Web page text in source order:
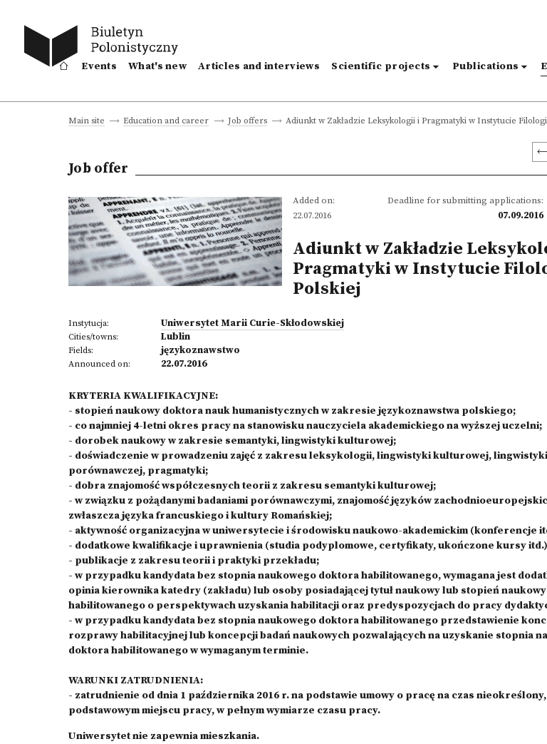
Events What's new Articles and interviews Scientific projects Publications
Main site Education and career Job offers Adiunkt w Zakładzie Leksykologii i Pragmatyki w Instytucie
Job offer
Added on:
22.07.2016
Deadline for submitting applications:
07.09.2016
Adiunkt w Zakładzie
Pragmatyki w Instytucie
Polskiej
Instytucja: Uniwersytet Marii Curie-Skłodowskiej
Cities/towns: Lublin
Fields: językoznawstwo
Announced on: 22.07.2016
KRYTERIA KWALIFIKACYJNE:
- stopień naukowy doktora nauk humanistycznych w zakresie językoznawstwa polskiego;
- co najmniej 4-letni okres pracy na stanowisku nauczyciela akademickiego na wyższej uczelni;
- dorobek naukowy w zakresie semantyki, lingwistyki kulturowej;
- doświadczenie w prowadzeniu zajęć z zakresu leksykologii, lingwistyki kulturowej, lingwistyki
porównawczej, pragmatyki;
- dobra znajomość współczesnych teorii z zakresu semantyki kulturowej;
- w związku z pożądanymi badaniami porównawczymi, znajomość języków
zwłaszcza języka francuskiego i kultury Romańskiej;
- aktywność organizacyjna w uniwersytecie i środowisku naukowo-akademickim (konferencje
- dodatkowe kwalifikacje i uprawnienia (studia podyplomowe, certyfikaty, ukończone kursy itd.)
- publikacje z zakresu teorii i praktyki przekładu;
- w przypadku kandydata bez stopnia naukowego doktora habilitowanego, wymagana jest
opinia kierownika katedry (zakładu) lub osoby posiadającej tytuł naukowy lub stopień
habilitowanego o perspektywach uzyskania habilitacji oraz predyspozycjach do pracy
- w przypadku kandydata bez stopnia naukowego doktora habilitowanego przedstawienie
rozprawy habilitacyjnej lub koncepcji badań naukowych pozwalających na uzyskanie stopnia
doktora habilitowanego w wymaganym terminie.
WARUNKI ZATRUDNIENIA:
- zatrudnienie od dnia 1 października 2016 r. na podstawie umowy o pracę na czas
podstawowym miejscu pracy, w pełnym wymiarze czasu pracy.
Uniwersytet nie zapewnia mieszkania.